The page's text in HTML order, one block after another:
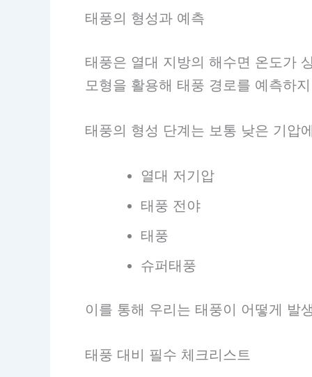
태풍의 형성과 예측
태풍은 열대 지방의 해수면 온도가
모형을 활용해 태풍 경로를 예측하
태풍의 형성 단계는 보통 낮은 기압
열대 저기압
태풍 전야
태풍
슈퍼태풍
이를 통해 우리는 태풍이 어떻게 발
태풍 대비 필수 체크리스트